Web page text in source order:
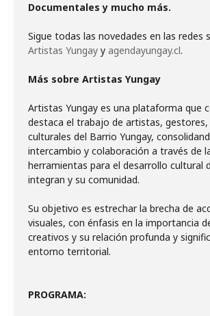
Documentales y mucho más.
Sigue todas las novedades en las redes
Artistas Yungay y agendayungay.cl.
Más sobre Artistas Yungay
Artistas Yungay es una plataforma que
destaca el trabajo de artistas, gestores,
culturales del Barrio Yungay,
intercambio y colaboración a través de
herramientas para el desarrollo cultural
integran y su comunidad.
Su objetivo es estrechar la brecha de
visuales, con énfasis en la importancia
creativos y su relación profunda y
entorno territorial.
PROGRAMA: